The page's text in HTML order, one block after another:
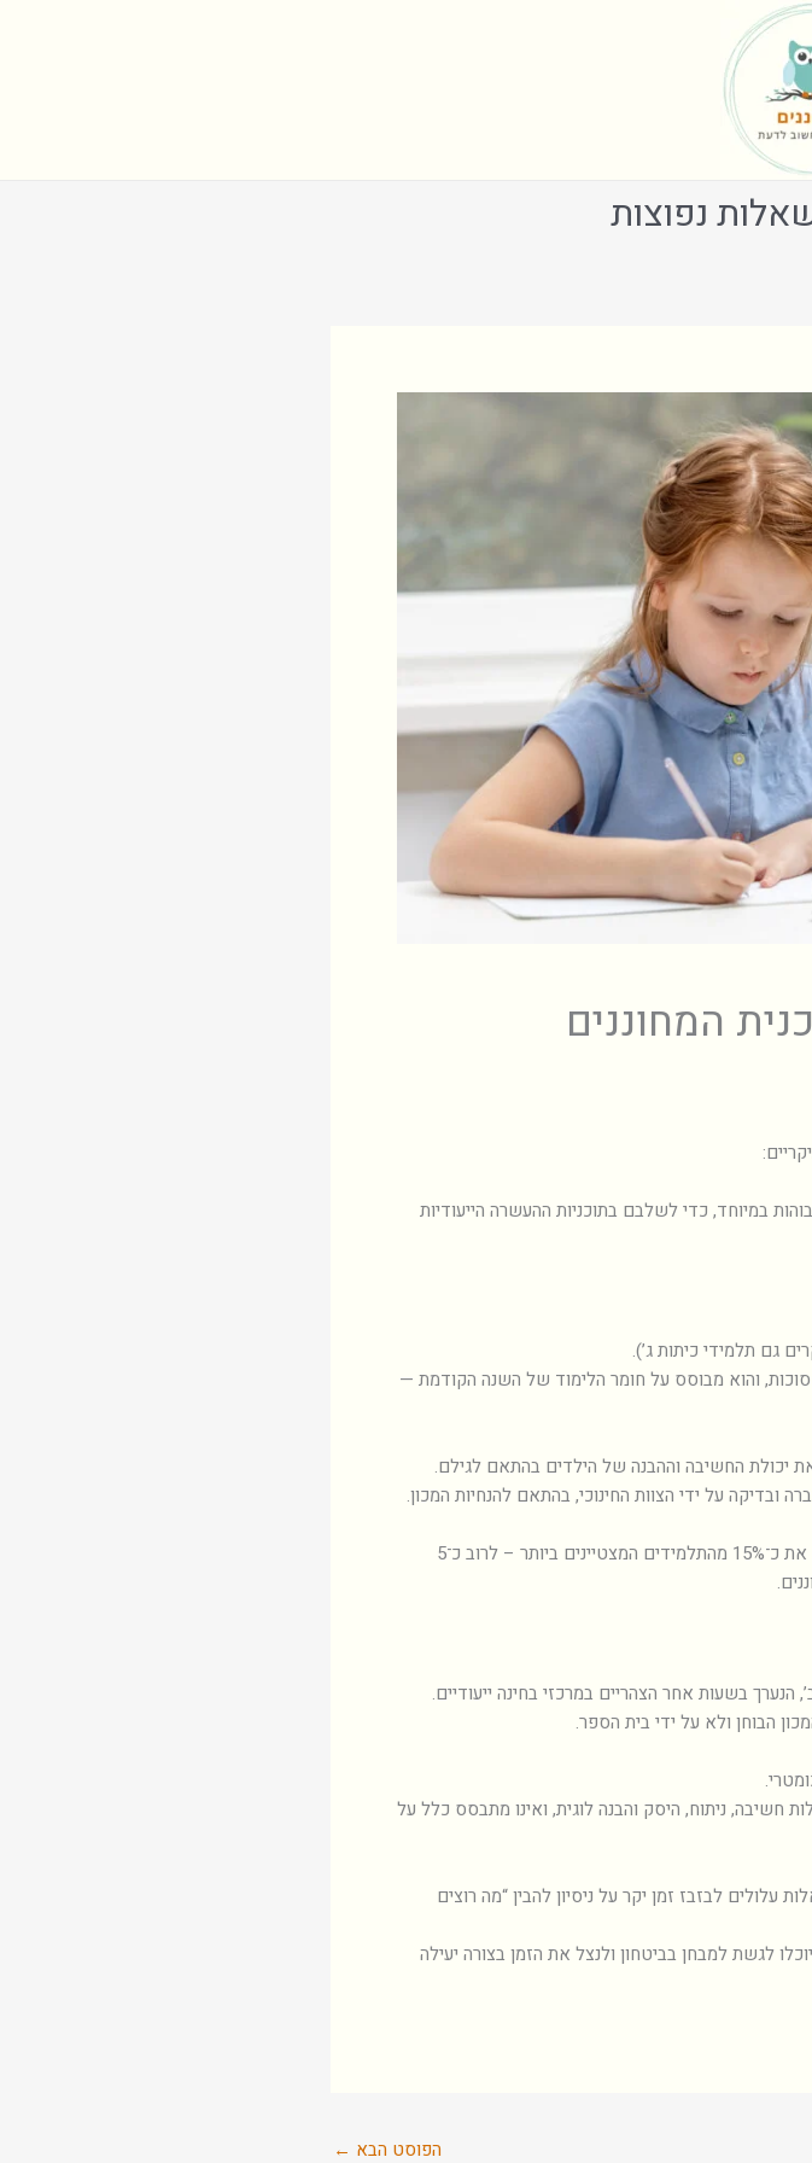
נפוצות
המחוננים
במיוחד, כדי לשלבם בתוכניות ההעשרה הייעודיות
גם תלמידי כיתות ג’).
והוא מבוסס על חומר הלימוד של השנה הקודמת —
יכולת החשיבה וההבנה של הילדים בהתאם לגילם.
ובדיקה על ידי הצוות החינוכי, בהתאם להנחיות המכון.
מטרת שלב א’ היא לבצע סינון ראשוני ולהפנות להמשך רק את כ־15% מהתלמידים המצטיינים ביותר – לרוב כ־5
הנערך בשעות אחר הצהריים במרכזי בחינה ייעודיים.
הבוחן ולא על ידי בית הספר.
חשיבה, ניתוח, היסק והבנה לוגית, ואינו מתבסס כלל על
לבזבז זמן יקר על ניסיון להבין “מה רוצים
לגשת למבחן בביטחון ולנצל את הזמן בצורה יעילה
הפוסט הבא ←